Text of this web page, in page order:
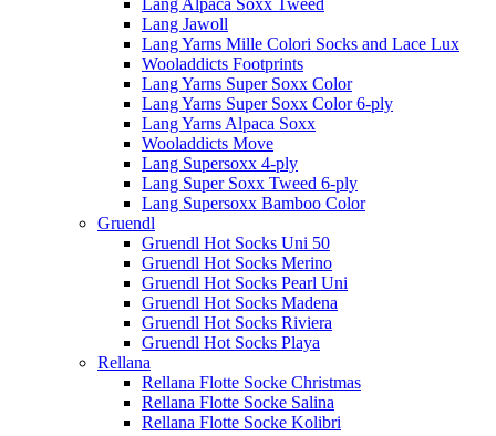
Lang Jawoll
Lang Yarns Mille Colori Socks and Lace Lux
Wooladdicts Footprints
Lang Yarns Super Soxx Color
Lang Yarns Super Soxx Color 6-ply
Lang Yarns Alpaca Soxx
Wooladdicts Move
Lang Supersoxx 4-ply
Lang Super Soxx Tweed 6-ply
Lang Supersoxx Bamboo Color
Gruendl
Gruendl Hot Socks Uni 50
Gruendl Hot Socks Merino
Gruendl Hot Socks Pearl Uni
Gruendl Hot Socks Madena
Gruendl Hot Socks Riviera
Gruendl Hot Socks Playa
Rellana
Rellana Flotte Socke Christmas
Rellana Flotte Socke Salina
Rellana Flotte Socke Kolibri